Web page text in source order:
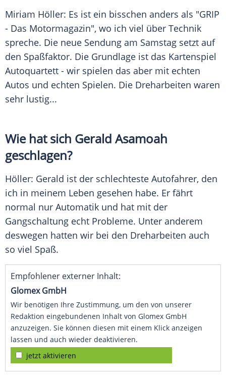
Miriam Höller: Es ist ein bisschen anders als "GRIP
- Das Motormagazin", wo ich viel über Technik
spreche. Die neue Sendung am Samstag setzt auf
den Spaßfaktor. Die Grundlage ist das Kartenspiel
Autoquartett - wir spielen das aber mit echten
Autos und echten Spielen. Die Dreharbeiten waren
sehr lustig...
Wie hat sich Gerald Asamoah
geschlagen?
Höller: Gerald ist der schlechteste Autofahrer, den
ich in meinem Leben gesehen habe. Er fährt
normal nur Automatik und hat mit der
Gangschaltung echt Probleme. Unter anderem
deswegen hatten wir bei den Dreharbeiten auch
so viel Spaß.
Empfohlener externer Inhalt:
Glomex GmbH
Wir benötigen Ihre Zustimmung, um den von unserer
Redaktion eingebundenen Inhalt von Glomex GmbH
anzuzeigen. Sie können diesen mit einem Klick anzeigen
lassen und auch wieder deaktivieren.
jetzt aktivieren